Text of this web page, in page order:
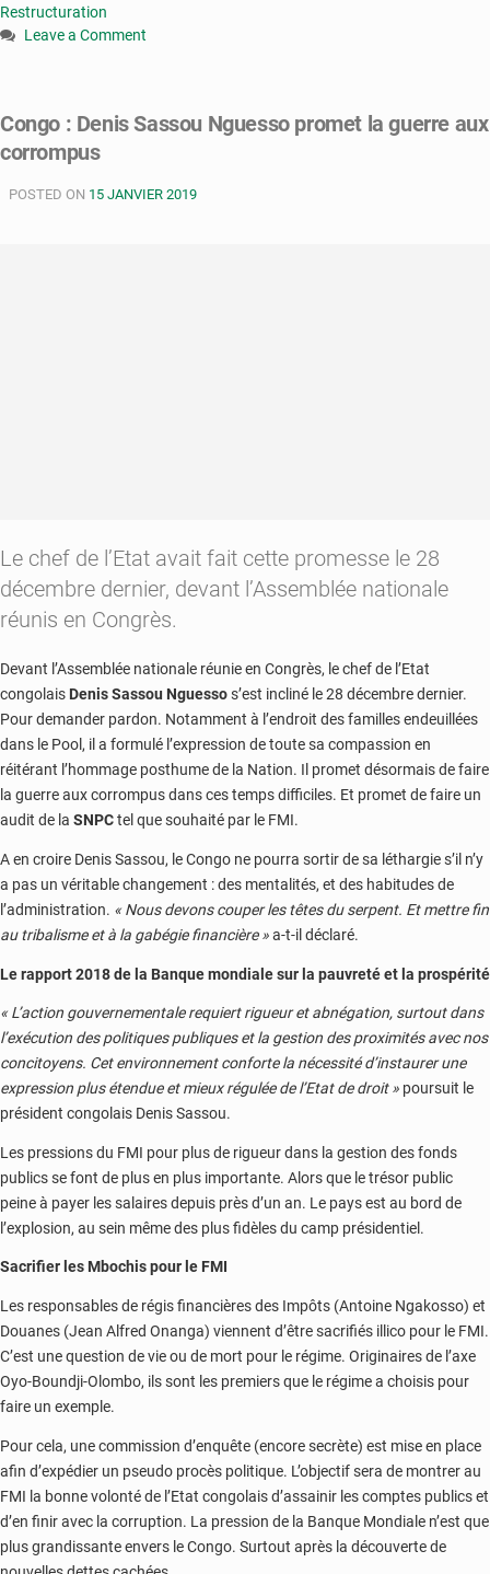
Restructuration
Leave a Comment
la
Chine
la
Congo : Denis Sassou Nguesso promet la guerre aux
corrompus
POSTED ON 15 JANVIER 2019
Le chef de l’Etat avait fait cette promesse le 28
décembre dernier, devant l’Assemblée nationale
réunis en Congrès.
Devant l’Assemblée nationale réunie en Congrès, le chef de l’Etat
congolais Denis Sassou Nguessos’est incliné le 28 décembre dernier.
Pour demander pardon. Notamment à l’endroit des familles endeuillées
dans le Pool, il a formulé l’expression de toute sa compassion en
réitérant l’hommage posthume de la Nation. Il promet désormais de faire
la guerre aux corrompus dans ces temps difficiles. Et promet de faire un
audit de la SNPCtel que souhaité par le FMI.
A en croire Denis Sassou, le Congo ne pourra sortir de sa léthargie s’il n’y
a pas un véritable changement : des mentalités, et des habitudes de
l’administration. « Nous devons couper les têtes du serpent. Et mettre fin
au tribalisme et à la gabégie financière »a-t-il déclaré.
Le rapport 2018 de la Banque mondiale sur la pauvreté et la prospérité
« L’action gouvernementale requiert rigueur et abnégation, surtout dans
l’exécution des politiques publiques et la gestion des proximités avec nos
concitoyens. Cet environnement conforte la nécessité d’instaurer une
expression plus étendue et mieux régulée de l’Etat de droit » poursuit le
président congolais Denis Sassou.
Les pressions du FMI pour plus de rigueur dans la gestion des fonds
publics se font de plus en plus importante. Alors que le trésor public
peine à payer les salaires depuis près d’un an. Le pays est au bord de
l’explosion, au sein même des plus fidèles du camp présidentiel.
Sacrifier les Mbochis pour le FMI
Les responsables de régis financières des Impôts (Antoine Ngakosso) et
Douanes (Jean Alfred Onanga) viennent d’être sacrifiés illico pour le FMI.
C’est une question de vie ou de mort pour le régime. Originaires de l’axe
Oyo-Boundji-Olombo, ils sont les premiers que le régime a choisis pour
faire un exemple.
Pour cela, une commission d’enquête (encore secrète) est mise en place
afin d’expédier un pseudo procès politique. L’objectif sera de montrer au
FMI la bonne volonté de l’Etat congolais d’assainir les comptes publics et
d’en finir avec la corruption. La pression de la Banque Mondiale n’est que
plus grandissante envers le Congo. Surtout après la découverte de